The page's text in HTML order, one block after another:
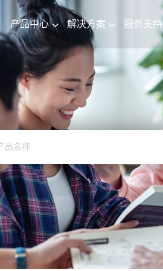
产品中心 解决方案 服务支持